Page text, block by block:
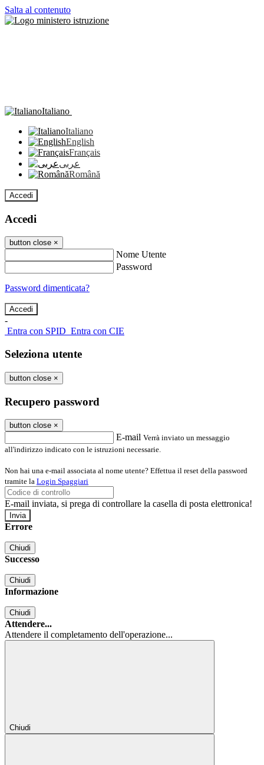
Salta al contenuto
Italiano
Italiano
English
Français
عربى
Română
Accedi
Accedi
button close ×
Nome Utente
Password
Password dimenticata?
-
Entra con SPID Entra con CIE
Seleziona utente
button close ×
Recupero password
button close ×
E-mail Verrà inviato un messaggio
all'indirizzo indicato con le istruzioni necessarie.
Non hai una e-mail associata al nome utente? Effettua il reset della password
tramite la Login Spaggiari
E-mail inviata, si prega di controllare la casella di posta elettronica!
Errore
Chiudi
Successo
Chiudi
Informazione
Chiudi
Attendere...
Attendere il completamento dell'operazione...
Chiudi